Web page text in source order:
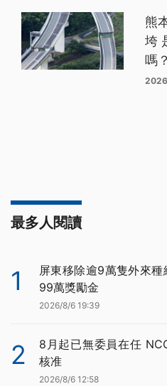
熊
垮
嗎？
最多人閱讀
1
屏東移除逾9萬隻外來
99萬獎勵金
2026/8/6 19:39
2
8月起已無委員在任
核准
2026/8/6 12:58